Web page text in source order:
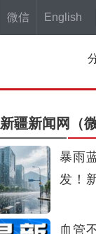
微信 English
新疆新闻网 （
暴雨
发！
血管